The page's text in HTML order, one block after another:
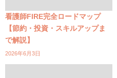
看護師FIRE完全ロードマップ
【節約・投資・スキルアップま
で解説】
2026年6月3日